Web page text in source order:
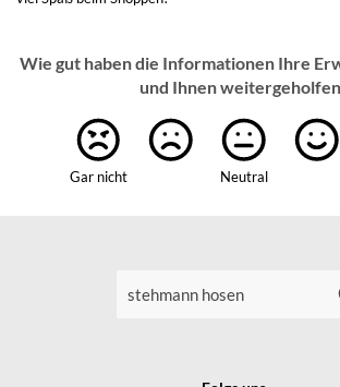
Wie gut haben die Informationen Ihre
und Ihnen
Gar nicht Neutral